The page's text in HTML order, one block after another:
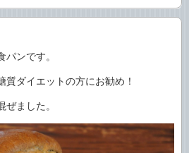
ンです。
ダイエットの方にお勧め！
ました。